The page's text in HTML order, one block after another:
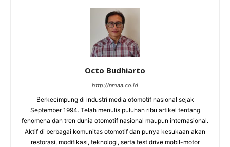
Octo Budhiarto
http://nmaa.co.id
Berkecimpung di industri media otomotif nasional sejak
September 1994. Telah menulis puluhan ribu artikel tentang
fenomena dan tren dunia otomotif nasional maupun internasional.
Aktif di berbagai komunitas otomotif dan punya kesukaan akan
restorasi, modifikasi, teknologi, serta test drive mobil-motor